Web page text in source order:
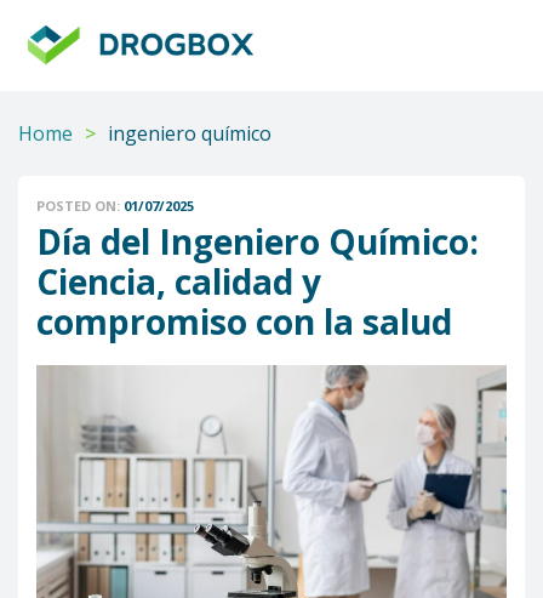
Home > ingeniero químico
POSTED ON: 01/07/2025
Día del Ingeniero Químico:
Ciencia, calidad y
compromiso con la salud